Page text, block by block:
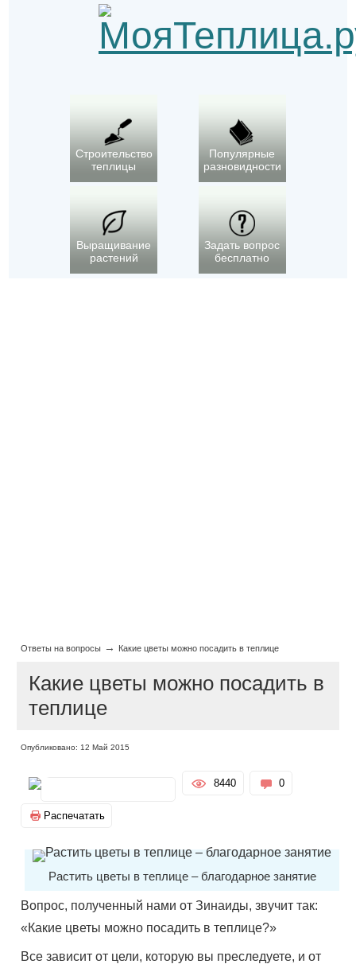
Строительство
теплицы
Популярные
разновидности
Выращивание
растений
Задать вопрос
бесплатно
Ответы на вопросы → Какие цветы можно посадить в теплице
Какие цветы можно посадить в
теплице
Опубликовано: 12 Май 2015
8440 0
Распечатать
Растить цветы в теплице – благодарное занятие
Вопрос, полученный нами от Зинаиды, звучит так:
«Какие цветы можно посадить в теплице?»
Все зависит от цели, которую вы преследуете, и от